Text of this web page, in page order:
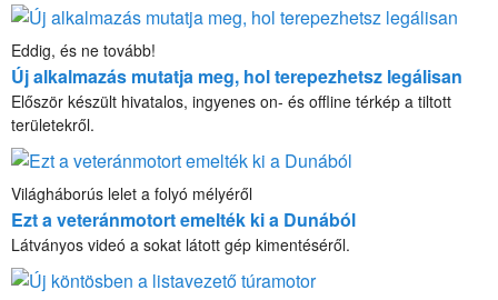
Eddig, és ne tovább!
Új alkalmazás mutatja meg, hol terepezhetsz legálisan
Először készült hivatalos, ingyenes on- és offline térkép a tiltott
területekről.
Világháborús lelet a folyó mélyéről
Ezt a veteránmotort emelték ki a Dunából
Látványos videó a sokat látott gép kimentéséről.